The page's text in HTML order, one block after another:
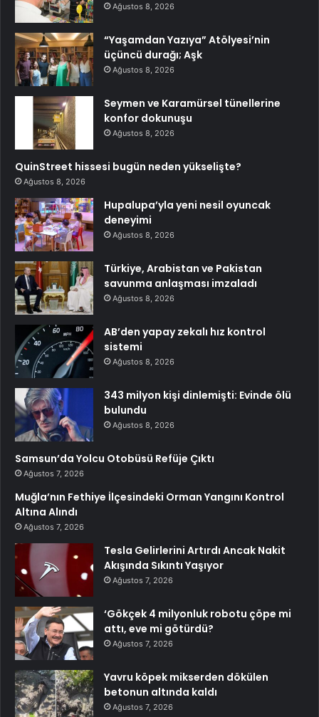
Ağustos 8, 2026
“Yaşamdan Yazıya” Atölyesi’nin
üçüncü durağı; Aşk
Ağustos 8, 2026
Seymen ve Karamürsel tünellerine
konfor dokunuşu
Ağustos 8, 2026
QuinStreet hissesi bugün neden yükselişte?
Ağustos 8, 2026
Hupalupa’yla yeni nesil oyuncak
deneyimi
Ağustos 8, 2026
Türkiye, Arabistan ve Pakistan
savunma anlaşması imzaladı
Ağustos 8, 2026
AB’den yapay zekalı hız kontrol
sistemi
Ağustos 8, 2026
343 milyon kişi dinlemişti: Evinde ölü
bulundu
Ağustos 8, 2026
Samsun’da Yolcu Otobüsü Refüje Çıktı
Ağustos 7, 2026
Muğla’nın Fethiye İlçesindeki Orman Yangını Kontrol
Altına Alındı
Ağustos 7, 2026
Tesla Gelirlerini Artırdı Ancak Nakit
Akışında Sıkıntı Yaşıyor
Ağustos 7, 2026
‘Gökçek 4 milyonluk robotu çöpe mi
attı, eve mi götürdü?
Ağustos 7, 2026
Yavru köpek mikserden dökülen
betonun altında kaldı
Ağustos 7, 2026